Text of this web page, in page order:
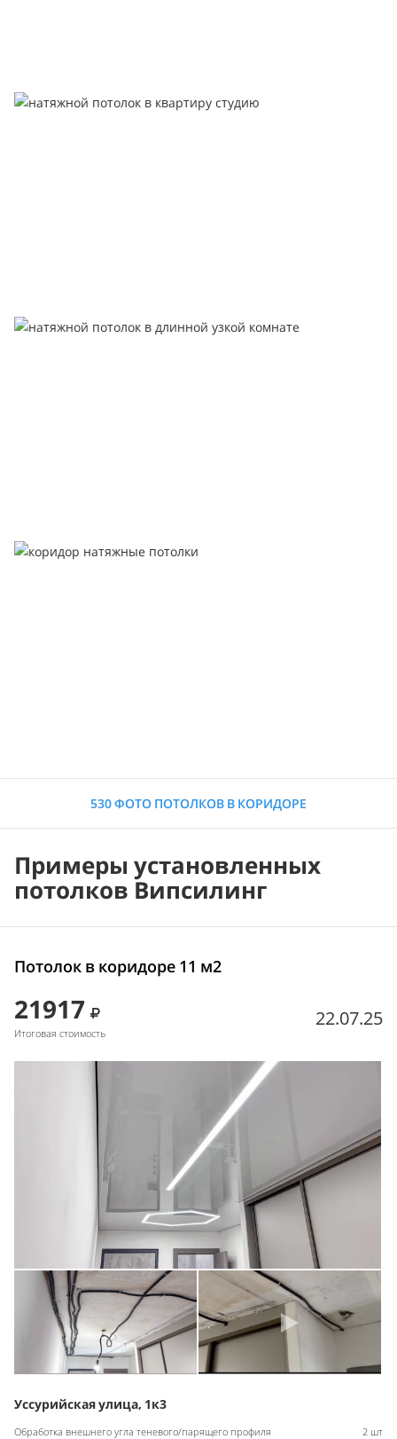
530 ФОТО ПОТОЛКОВ В КОРИДОРЕ
Примеры установленных
потолков Випсилинг
Потолок в коридоре 11 м2
21917
Итоговая стоимость
22.07.25
Уссурийская улица, 1к3
Обработка внешнего угла теневого/парящего профиля
2 шт